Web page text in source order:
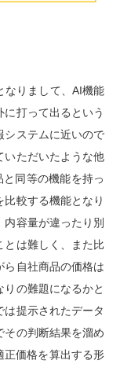
りまして、AI機能
打って出るという
システムに近いので
いただいたような他
同等の機能を持っ
較する機能となり
容量が違ったり別
とは難しく、また比
ら自社商品の価格は
の難題になるかと
提示されたデータ
その判断結果を溜め
正価格を算出する形